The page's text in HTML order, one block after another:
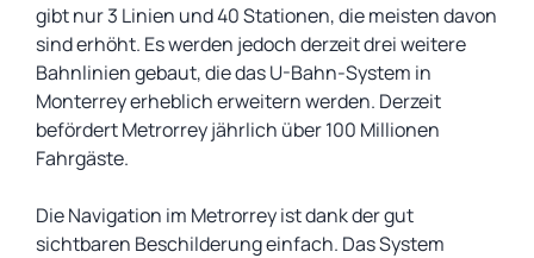
gibt nur 3 Linien und 40 Stationen, die meisten davon
sind erhöht. Es werden jedoch derzeit drei weitere
Bahnlinien gebaut, die das U-Bahn-System in
Monterrey erheblich erweitern werden. Derzeit
befördert Metrorrey jährlich über 100 Millionen
Fahrgäste.
Die Navigation im Metrorrey ist dank der gut
sichtbaren Beschilderung einfach. Das System